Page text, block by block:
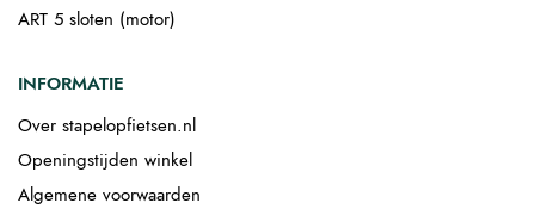
ART 5 sloten (motor)
INFORMATIE
Over stapelopfietsen.nl
Openingstijden winkel
Algemene voorwaarden